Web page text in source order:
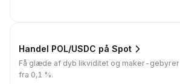
Handel POL/USDC på Spot
Få glæde af dyb likviditet og maker-gebyrer
fra 0,1 %.